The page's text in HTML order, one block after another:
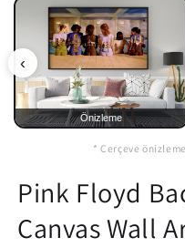
‹
Önizleme
* Çerçeve
Pink Floyd
Canvas Wall